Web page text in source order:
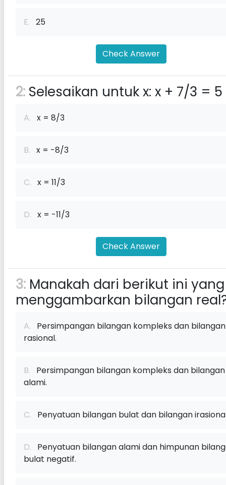
E. 25
Check Answer
2: Selesaikan untuk x: x + 7/3 = 5
A. x = 8/3
B. x = -8/3
C. x = 11/3
D. x = -11/3
Check Answer
3: Manakah dari berikut ini yang
menggambarkan bilangan
A. Persimpangan bilangan kompleks dan bilangan
rasional.
B. Persimpangan bilangan kompleks dan bilangan
alami.
C. Penyatuan bilangan bulat dan bilangan
D. Penyatuan bilangan alami dan himpunan
bulat negatif.